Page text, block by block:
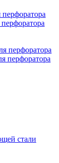
перфоратора
перфоратора
стали